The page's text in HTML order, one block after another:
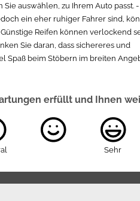
Sie auswählen, zu Ihrem Auto passt. -
ein eher ruhiger Fahrer sind,
Reifen können verlockend
Sie daran, dass sichereres und
Spaß beim Stöbern im breiten
erfüllt und Ihnen
Sehr